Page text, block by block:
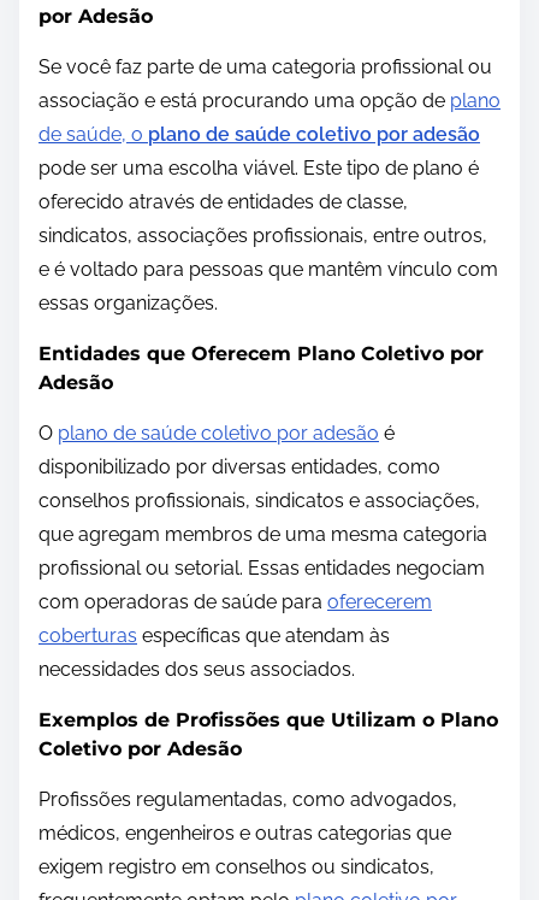
por Adesão
Se você faz parte de uma categoria profissional ou
associação e está procurando uma opção de plano
de saúde, o plano de saúde coletivo por adesão
pode ser uma escolha viável. Este tipo de plano é
oferecido através de entidades de classe,
sindicatos, associações profissionais, entre outros,
e é voltado para pessoas que mantêm vínculo com
essas organizações.
Entidades que Oferecem Plano Coletivo por
Adesão
O plano de saúde coletivo por adesão é
disponibilizado por diversas entidades, como
conselhos profissionais, sindicatos e associações,
que agregam membros de uma mesma categoria
profissional ou setorial. Essas entidades negociam
com operadoras de saúde para oferecerem
coberturas específicas que atendam às
necessidades dos seus associados.
Exemplos de Profissões que Utilizam o Plano
Coletivo por Adesão
Profissões regulamentadas, como advogados,
médicos, engenheiros e outras categorias que
exigem registro em conselhos ou sindicatos,